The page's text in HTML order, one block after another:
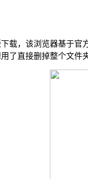
，该浏览器基于官
了直接删掉整个文件